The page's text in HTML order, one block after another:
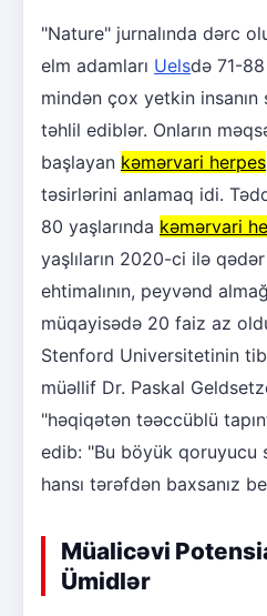
"Nature" jurnalında dərc
elm adamları Uelsdə 71-
mindən çox yetkin insanın
təhlil ediblər. Onların
başlayan kəmərvari herpes
təsirlərini anlamaq idi.
80 yaşlarında kəmərvari
yaşlıların 2020-ci ilə qədər
ehtimalının, peyvənd
müqayisədə 20 faiz az
Stenford Universitetinin
müəllif Dr. Paskal
"həqiqətən təəccüblü
edib: "Bu böyük qoruyucu
hansı tərəfdən baxsanız
Müalicəvi
Ümidlər